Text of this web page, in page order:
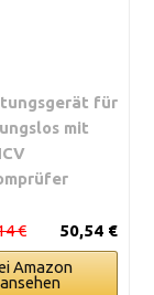
für
mit
50,54 €
€
Amazon
ansehen